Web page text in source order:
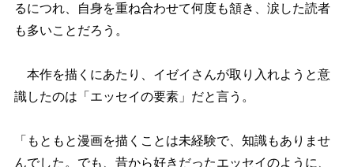
るにつれ、自身を重ね合わせて何度も頷き、涙した読者
も多いことだろう。
本作を描くにあたり、イゼイさんが取り入れようと意
識したのは「エッセイの要素」だと言う。
「もともと漫画を描くことは未経験で、知識もありませ
んでした。でも、昔から好きだったエッセイのように、